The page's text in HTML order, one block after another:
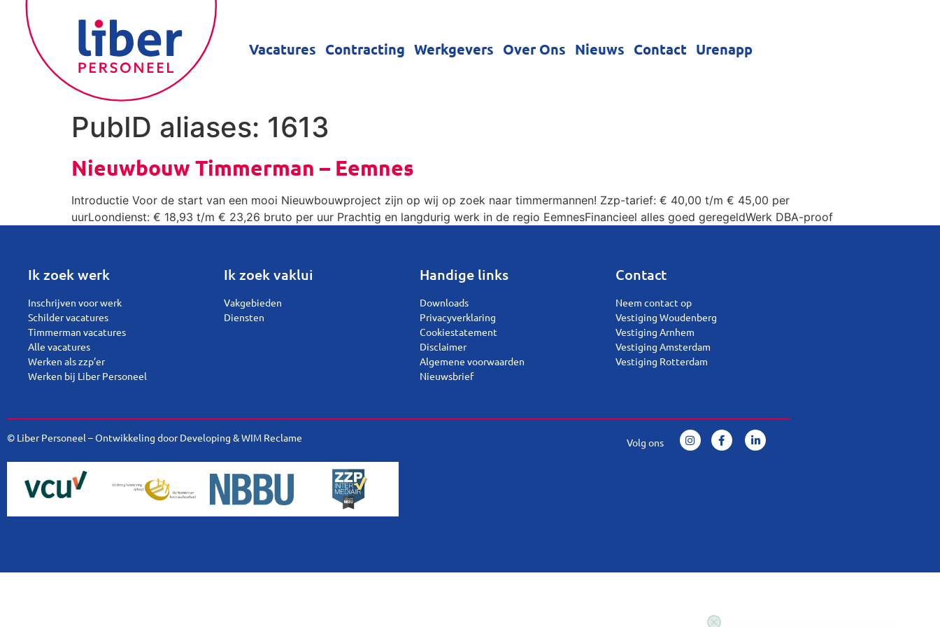
Vacatures Contracting Werkgevers Over Ons Nieuws Contact Urenapp
PubID aliases: 1613
Nieuwbouw Timmerman – Eemnes
Introductie Voor de start van een mooi Nieuwbouwproject zijn op wij op zoek naar timmermannen! Zzp-tarief: € 40,00 t/m € 45,00 per
uurLoondienst: € 18,93 t/m € 23,26 bruto per uur Prachtig en langdurig werk in de regio EemnesFinancieel alles goed geregeldWerk DBA-proof
Ik zoek werk
Inschrijven voor werk
Schilder vacatures
Timmerman vacatures
Alle vacatures
Werken als zzp’er
Werken bij Liber Personeel
Ik zoek vaklui
Vakgebieden
Diensten
Handige links
Downloads
Privacyverklaring
Cookiestatement
Disclaimer
Algemene voorwaarden
Nieuwsbrief
Contact
Neem contact op
Vestiging Woudenberg
Vestiging Arnhem
Vestiging Amsterdam
Vestiging Rotterdam
© Liber Personeel – Ontwikkeling doorDeveloping &WIM Reclame Volg ons